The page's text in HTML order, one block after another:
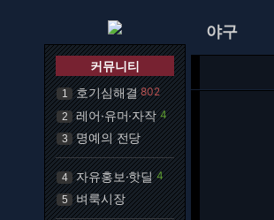
커뮤니티
1 호기심해결 802
2 레어·유머·자작 4
3 명예의 전당
4 자유홍보·핫딜 4
5 벼룩시장
야구